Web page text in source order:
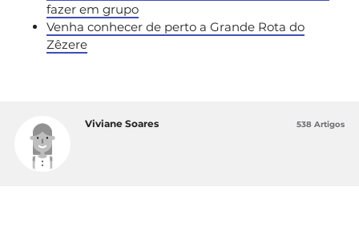
fazer em grupo
Venha conhecer de perto a Grande Rota do
Zêzere
Viviane Soares 538 Artigos